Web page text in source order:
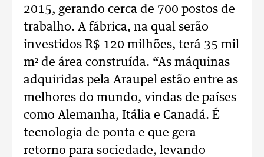
2015, gerando cerca de 700 postos de
trabalho. A fábrica, na qual serão
investidos R$ 120 milhões, terá 35 mil
m² de área construída. “As máquinas
adquiridas pela Araupel estão entre as
melhores do mundo, vindas de países
como Alemanha, Itália e Canadá. É
tecnologia de ponta e que gera
retorno para sociedade, levando